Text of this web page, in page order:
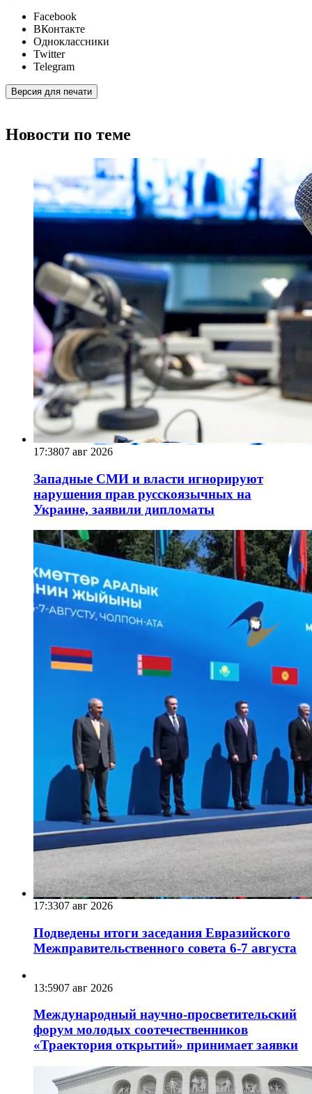
Facebook
ВКонтакте
Одноклассники
Twitter
Telegram
Версия для печати
Новости по теме
17:3807 авг 2026
Западные СМИ и власти игнорируют
нарушения прав русскоязычных на
Украине, заявили дипломаты
17:3307 авг 2026
Подведены итоги заседания Евразийского
Межправительственного совета 6-7 августа
13:5907 авг 2026
Международный научно-просветительский
форум молодых соотечественников
«Траектория открытий» принимает заявки